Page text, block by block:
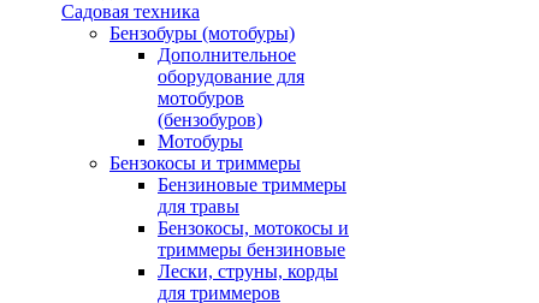
Садовая техника
Бензобуры (мотобуры)
Дополнительное
оборудование для
мотобуров
(бензобуров)
Мотобуры
Бензокосы и триммеры
Бензиновые триммеры
для травы
Бензокосы, мотокосы и
триммеры бензиновые
Лески, струны, корды
для триммеров